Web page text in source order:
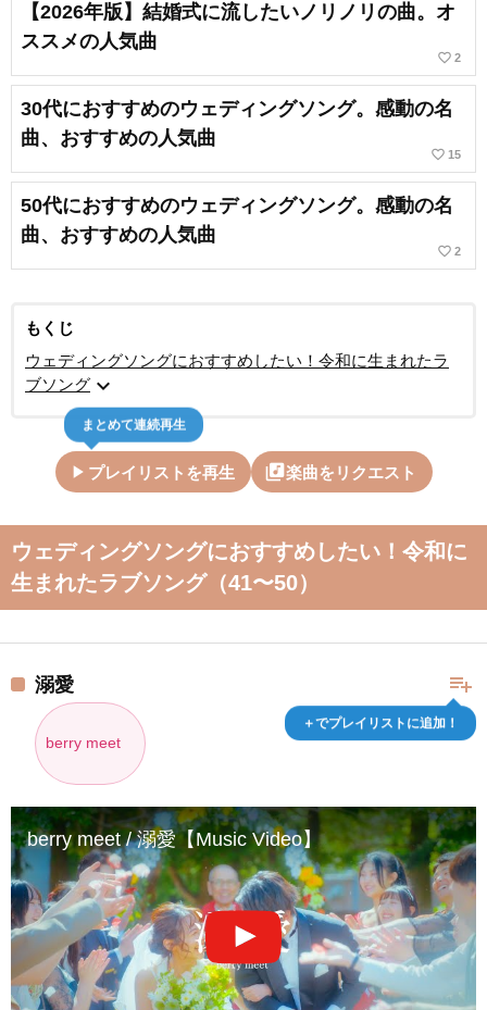
【2026年版】結婚式に流したいノリノリの曲。オ
ススメの人気曲
favorite_border 2
30代におすすめのウェディングソング。感動の名
曲、おすすめの人気曲
favorite_border 15
50代におすすめのウェディングソング。感動の名
曲、おすすめの人気曲
favorite_border 2
もくじ
ウェディングソングにおすすめしたい！令和に生まれたラ
ブソング expand_more
play_arrow プレイリストを再生
まとめて連続再生
library_music楽曲をリクエスト
ウェディングソングにおすすめしたい！令和に
生まれたラブソング（41〜50）
playlist_add
＋でプレイリストに追加！
溺愛
berry meet
berry meet / 溺愛【Music Video】